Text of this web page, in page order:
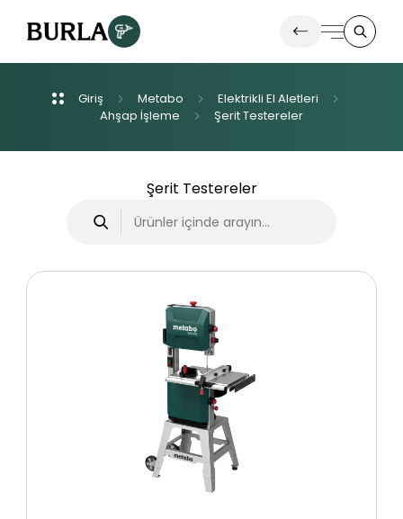
Ürünlerimiz
Giriş Metabo Elektrikli El Aletleri
Ahşap İşleme ŞeritTestereler
Şerit Testereler